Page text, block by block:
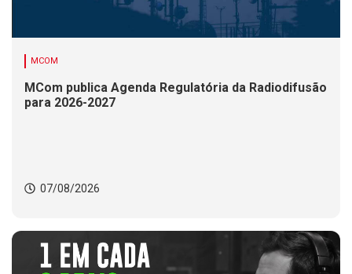
MCOM
MCom publica Agenda Regulatória da Radiodifusão
para 2026-2027
07/08/2026